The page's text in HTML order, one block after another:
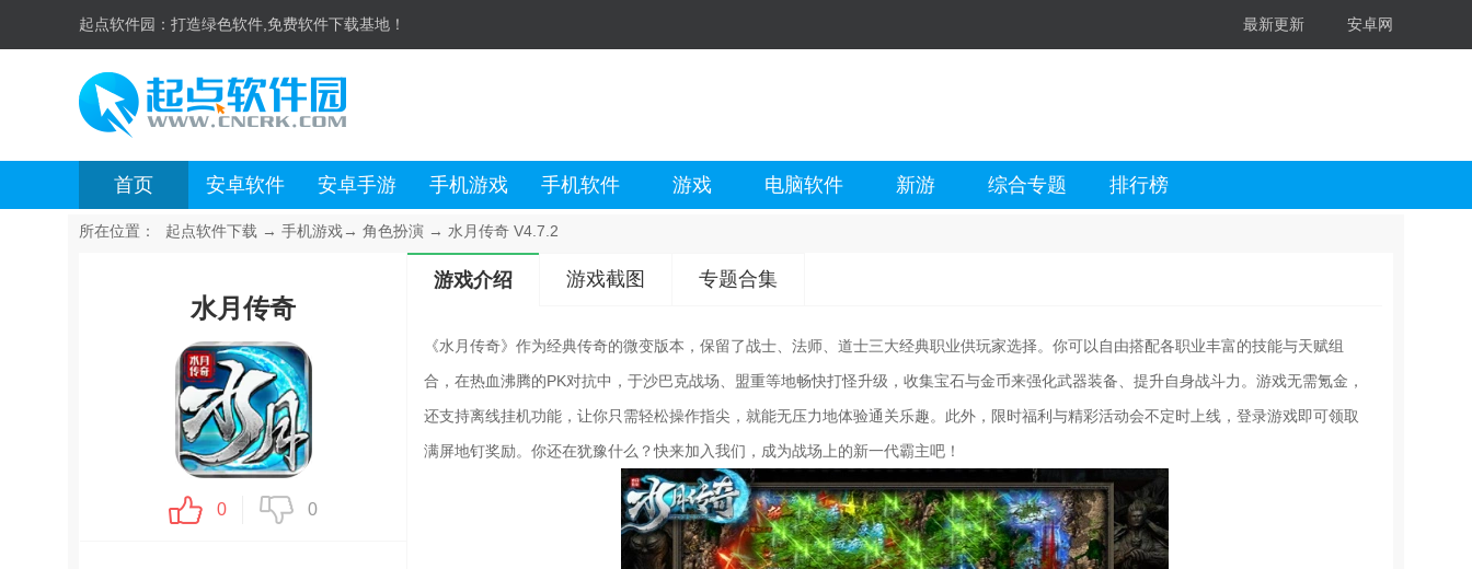
起点软件园： 打造绿色软件,免费软件下载基地！ 最新更新 安卓网
首页 安卓软件 安卓手游 手机游戏 手机软件 游戏 电脑软件 新游 综合专题 排行榜
所在位置： 起点软件下载 → 手机游戏→ 角色扮演 → 水月传奇 V4.7.2
水月传奇
0 0
游戏介绍 游戏截图 专题合集
《水月传奇》作为经典传奇的微变版本，保留了战士、法师、道士三大经典职业供玩家选择。你可以自由搭配各职业丰富的技能与天赋组
合，在热血沸腾的PK对抗中，于沙巴克战场、盟重等地畅快打怪升级，收集宝石与金币来强化武器装备、提升自身战斗力。游戏无需氪金，
还支持离线挂机功能，让你只需轻松操作指尖，就能无压力地体验通关乐趣。此外，限时福利与精彩活动会不定时上线，登录游戏即可领取
满屏地钉奖励。你还在犹豫什么？快来加入我们，成为战场上的新一代霸主吧！